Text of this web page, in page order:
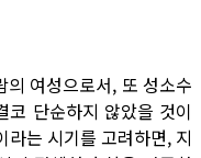
의 여성으로서, 또 성소수
코 단순하지 않았을 것이
는 시기를 고려하면, 지